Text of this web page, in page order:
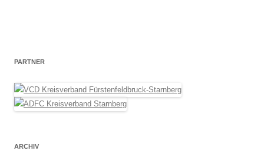
PARTNER
ARCHIV